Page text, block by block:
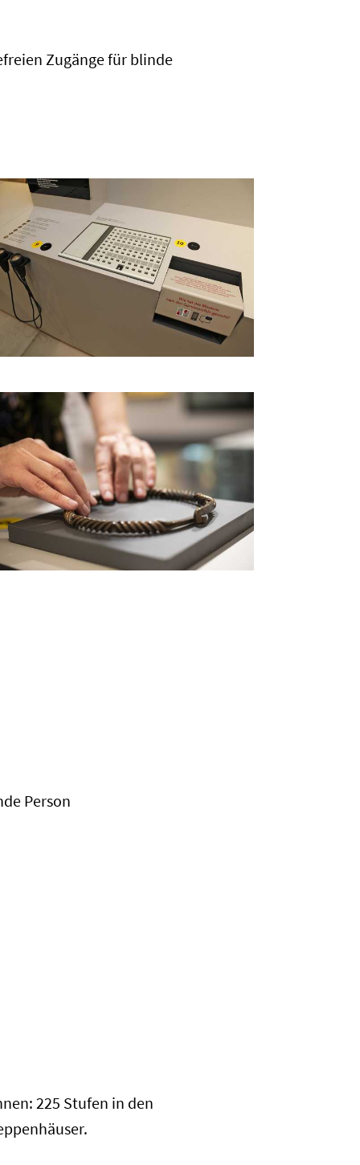
Zugänge für blinde
Person
225 Stufen in den